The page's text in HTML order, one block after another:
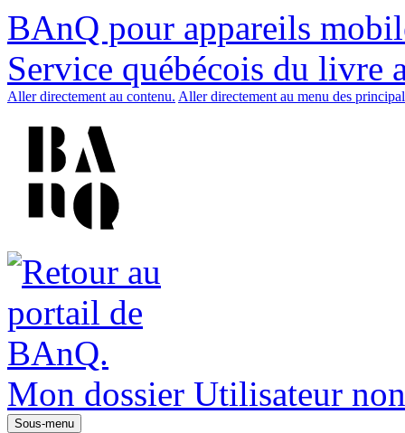
BAnQ pour appareils
Service québécois du livre
Aller directement au contenu. Aller directement au menu des
Mon dossier Utilisateur
Sous-menu